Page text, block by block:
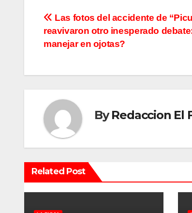
N
a
e
g
a
c
i
ó
Las fotos del accidente de
reavivaron otro inesperado
manejar en ojotas?
ByRedaccion El
Related Post